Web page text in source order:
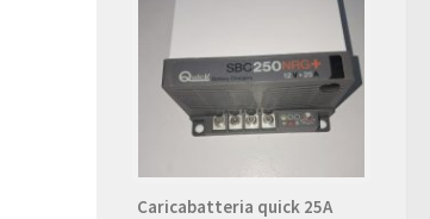
Caricabatteria quick 25A